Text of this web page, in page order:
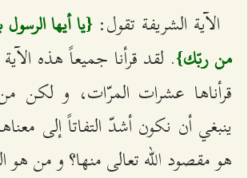
الآية الشريفة تقول:{يا أيها
من ربّك}. لقد قرأنا جميعاً هذه
قرأناها عشرات المرّات، و لكن
ينبغي أن نكون أشدّ التفاتاً إلى
هو مقصود الله تعالى منها؟ و من